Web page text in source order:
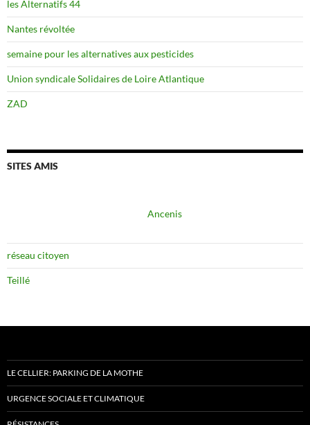
les Alternatifs 44
Nantes révoltée
semaine pour les alternatives aux pesticides
Union syndicale Solidaires de Loire Atlantique
ZAD
SITES AMIS
Ancenis
réseau citoyen
Teillé
LE CELLIER: PARKING DE LA MOTHE
URGENCE SOCIALE ET CLIMATIQUE